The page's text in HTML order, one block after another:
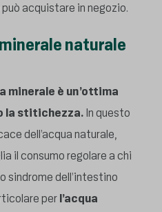
acquistare in negozio.
naturale
minerale è un’ottima
la stitichezza.In questo
dell’acqua naturale,
il consumo regolare a chi
sindrome dell’intestino
perl’acqua